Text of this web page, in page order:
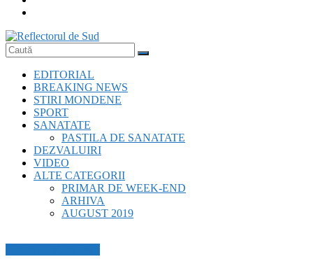
Reflectorul
Sud
EDITORIAL
BREAKING NEWS
STIRI MONDENE
SPORT
SANATATE
PASTILA DE SANATATE
DEZVALUIRI
VIDEO
ALTE CATEGORII
PRIMAR DE WEEK-END
ARHIVA
AUGUST 2019